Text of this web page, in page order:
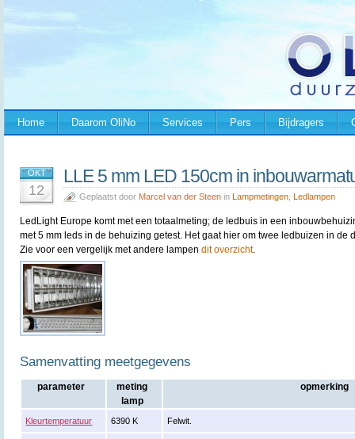
Home Daarom OliNo Services Pers Bijdragers
OKT
12
LLE 5 mm LED 150cm in
Geplaatst door Marcel van der Steen in Lampmetingen Ledlampen
LedLight Europe komt met een totaalmeting; de ledbuis in een
met 5 mm leds in de behuizing getest. Het gaat hier om twee ledbuizen in de
Zie voor een vergelijk met andere lampen dit overzicht.
Samenvatting meetgegevens
parameter
meting
lamp
opmerking
Kleurtemperatuur 6390 K Felwit.